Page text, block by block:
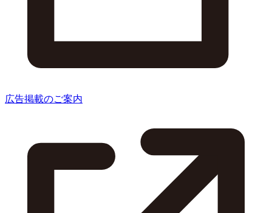
広告掲載のご案内